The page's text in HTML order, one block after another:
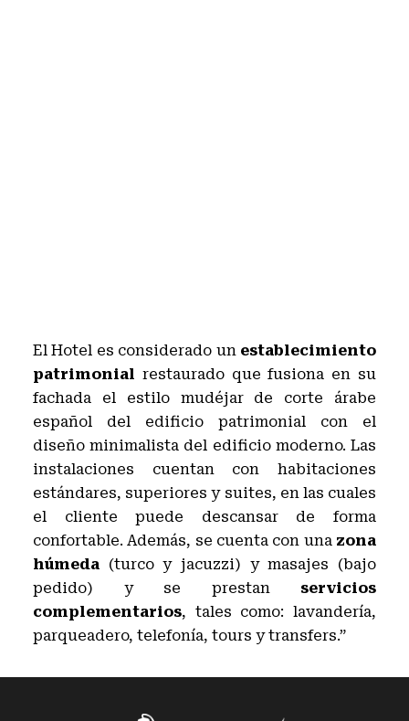
El Hotel es considerado un establecimiento
patrimonial restaurado que fusiona en su
fachada el estilo mudéjar de corte árabe
español del edificio patrimonial con el
diseño minimalista del edificio moderno. Las
instalaciones cuentan con habitaciones
estándares, superiores y suites, en las cuales
el cliente puede descansar de forma
confortable. Además, se cuenta con una zona
húmeda (turco y jacuzzi) y masajes (bajo
pedido) y se prestan servicios
complementarios, tales como: lavandería,
parqueadero, telefonía, tours y transfers.”